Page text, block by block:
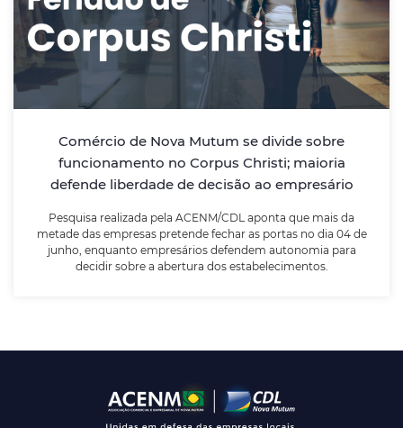
Comércio de Nova Mutum se divide sobre
funcionamento no Corpus Christi; maioria
defende liberdade de decisão ao empresário
Pesquisa realizada pela ACENM/CDL aponta que mais da
metade das empresas pretende fechar as portas no dia 04 de
junho, enquanto empresários defendem autonomia para
decidir sobre a abertura dos estabelecimentos.
defende liberdade de decisão ao
empresário
Pesquisa realizada pela ACENM/CDL aponta que mais
autonomia para decidir sobre a abertura dos
estabelecimentos.
LEIA MAIS